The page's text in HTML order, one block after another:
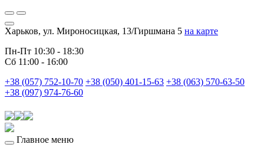
Харьков, ул. Мироносицкая, 13/Гиршмана 5 на карте
Пн-Пт 10:30 - 18:30
Сб 11:00 - 16:00
+38 (057) 752-10-70 +38 (050) 401-15-63 +38 (063) 570-63-50
+38 (097) 974-76-60
Главное меню